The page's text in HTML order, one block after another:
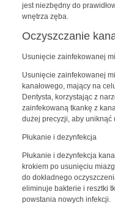
jest niezbędny do
wnętrza zęba.
Oczyszczanie
Usunięcie zainfekowanej
Usunięcie zainfekowanej
kanałowego, mający na
Dentysta, korzystając z
zainfekowaną tkankę z
dużej precyzji, aby uniknąć
Płukanie i dezynfekcja
Płukanie i dezynfekcja
krokiem po usunięciu
do dokładnego
eliminuje bakterie i resztki
powstania nowych infekcji.